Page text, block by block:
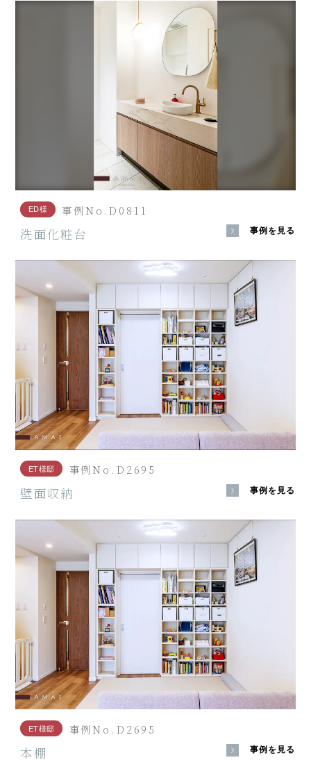
ED様 事例No.D0811
洗面化粧台 事例を見る
ET様邸 事例No.D2695
壁面収納 事例を見る
ET様邸 事例No.D2695
本棚 事例を見る